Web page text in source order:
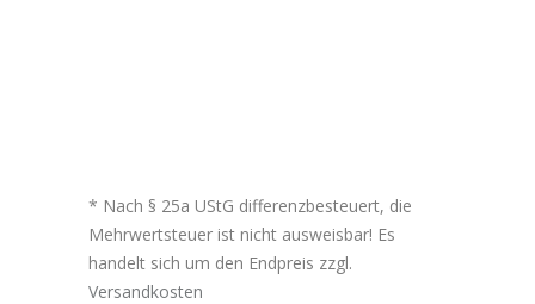
* Nach § 25a UStG differenzbesteuert, die
Mehrwertsteuer ist nicht ausweisbar! Es
handelt sich um den Endpreis zzgl.
Versandkosten